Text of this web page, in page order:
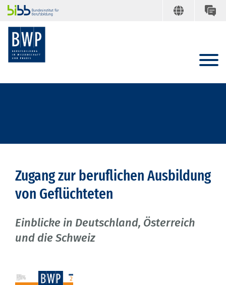
Zugang zur beruflichen Ausbildung
von Geflüchteten
Einblicke in Deutschland, Österreich
und die Schweiz